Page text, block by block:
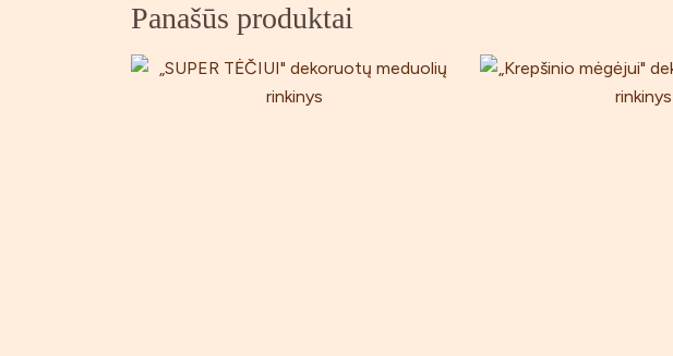
Panašūs produktai